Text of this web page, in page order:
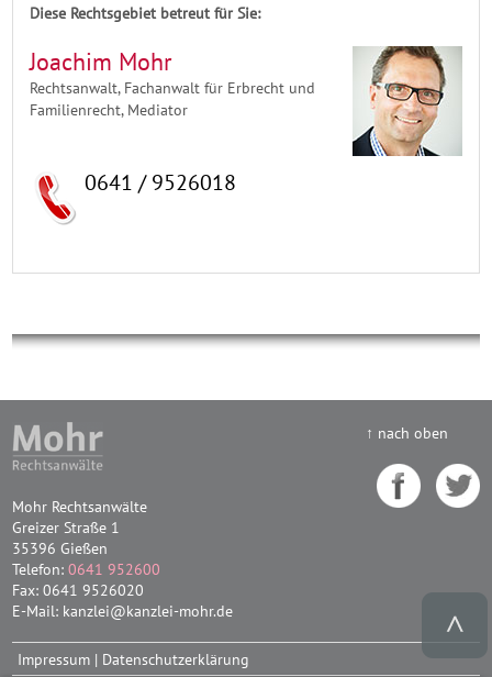
Diese Rechtsgebiet betreut für Sie:
Joachim Mohr
Rechtsanwalt, Fachanwalt für Erbrecht und
Familienrecht, Mediator
0641 / 9526018
↑ nach oben
Mohr Rechtsanwälte
Greizer Straße 1
35396 Gießen
Telefon:0641 952600
Fax: 0641 9526020
E-Mail: kanzlei@kanzlei-mohr.de
Impressum | Datenschutzerklärung